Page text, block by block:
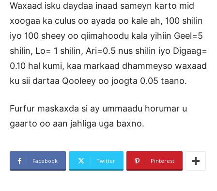
Waxaad isku daydaa inaad sameyn karto mid
xoogaa ka culus oo ayada oo kale ah, 100 shilin
iyo 100 sheey oo qiimahoodu kala yihiin Geel=5
shilin, Lo= 1 shilin, Ari=0.5 nus shilin iyo Digaag=
0.10 hal kumi, kaa markaad dhammeyso waxaad
ku sii dartaa Qooleey oo joogta 0.05 taano.
Furfur maskaxda si ay ummaadu horumar u
gaarto oo aan jahliga uga baxno.
Facebook Twitter Pinterest